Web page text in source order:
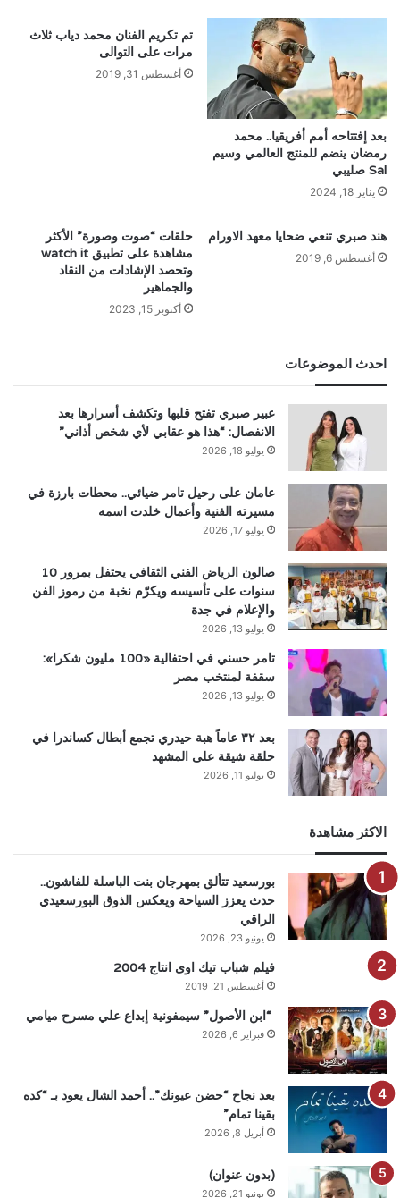
بعد إفتتاحه أمم أفريقيا.. محمد
رمضان ينضم للمنتج العالمي وسيم
Sal صليبي
يناير 18, 2024
تم تكريم الفنان محمد دياب ثلاث
مرات على التوالى
أغسطس 31, 2019
هند صبري تنعي ضحايا معهد الاورام
أغسطس 6, 2019
حلقات “صوت وصورة” الأكثر
مشاهدة على تطبيق watch it
وتحصد الإشادات من النقاد
والجماهير
أكتوبر 15, 2023
احدث الموضوعات
عبير صبري تفتح قلبها وتكشف أسرارها بعد
الانفصال: “هذا هو عقابي لأي شخص أذاني”
يوليو 18, 2026
عامان على رحيل تامر ضيائي.. محطات بارزة في
مسيرته الفنية وأعمال خلدت اسمه
يوليو 17, 2026
صالون الرياض الفني الثقافي يحتفل بمرور 10
سنوات على تأسيسه ويكرّم نخبة من رموز الفن
والإعلام في جدة
يوليو 13, 2026
تامر حسني في احتفالية «100 مليون شكرا»:
سقفة لمنتخب مصر
يوليو 13, 2026
بعد ٣٢ عاماً هبة حيدري تجمع أبطال كساندرا في
حلقة شيقة على المشهد
يوليو 11, 2026
الاكثر مشاهدة
بورسعيد تتألق بمهرجان بنت الباسلة للفاشون..
حدث يعزز السياحة ويعكس الذوق البورسعيدي
الراقي
يونيو 23, 2026
فيلم شباب تيك اوى انتاج 2004
أغسطس 21, 2019
“ابن الأصول” سيمفونية إبداع علي مسرح ميامي
فبراير 6, 2026
بعد نجاح “حضن عيونك”.. أحمد الشال يعود بـ “كده
بقينا تمام”
أبريل 8, 2026
(بدون عنوان)
يونيو 21, 2026